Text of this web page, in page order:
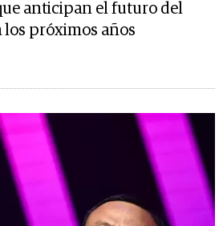
anticipan el futuro del
los próximos años